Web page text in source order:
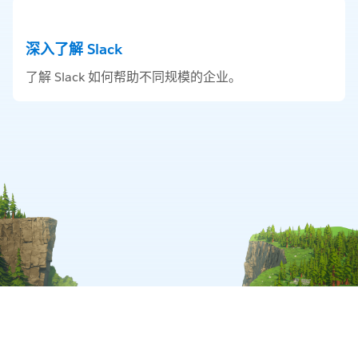
深入了解 Slack
了解 Slack 如何帮助不同规模的企业。